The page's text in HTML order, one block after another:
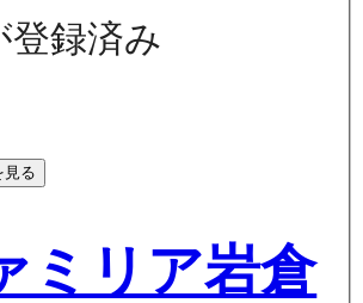
登録済み
見る
ミリア岩倉